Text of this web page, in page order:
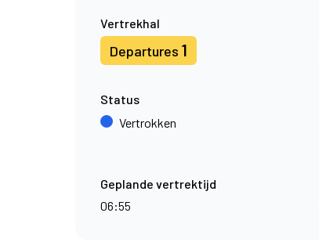
Vertrekhal
Departures 1
Status
Vertrokken
Geplande vertrektijd
06:55